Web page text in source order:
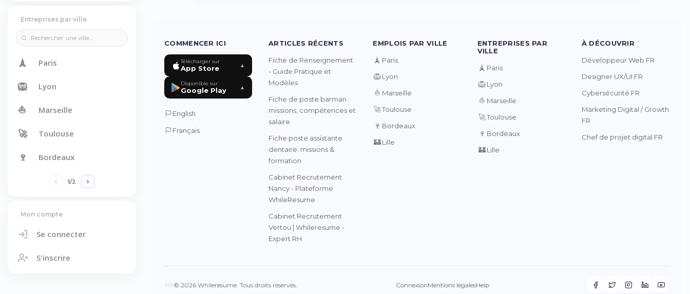
Entreprises par ville
🗼 Paris
🦁 Lyon
⛵ Marseille
🚀 Toulouse
🍷 Bordeaux
1/2
Mon compte
Se connecter
S'inscrire
COMMENCER ICI
Télécharger sur
App Store ▲
Disponible sur
Google Play ▲
English
Français
ARTICLES RÉCENTS
Fiche de Renseignement
- Guide Pratique et
Modèles
Fiche de poste barman :
missions, compétences et
salaire
Fiche poste assistante
dentaire: missions &
formation
Cabinet Recrutement
Nancy - Plateforme
WhileResume
Cabinet Recrutement
Vertou | Whileresume -
Expert RH
EMPLOIS PAR VILLE
🗼 Paris
🦁 Lyon
⛵ Marseille
🚀Toulouse
🍷 Bordeaux
🏰Lille
ENTREPRISES PAR
VILLE
🗼 Paris
🦁 Lyon
⛵ Marseille
🚀Toulouse
🍷 Bordeaux
🏰 Lille
À DÉCOUVRIR
Développeur Web FR
Designer UX/UI FR
Cybersécurité FR
Marketing Digital / Growth
FR
Chef de projet digital FR
© 2026 Whileresume. Tous droits réservés. ConnexionMentions légalesHelp